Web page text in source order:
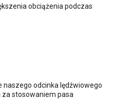
obciążenia podczas
odcinka lędźwiowego
stosowaniem pasa